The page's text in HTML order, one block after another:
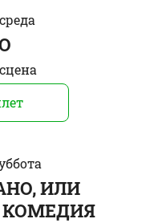
ИЛИ
КОМЕДИЯ